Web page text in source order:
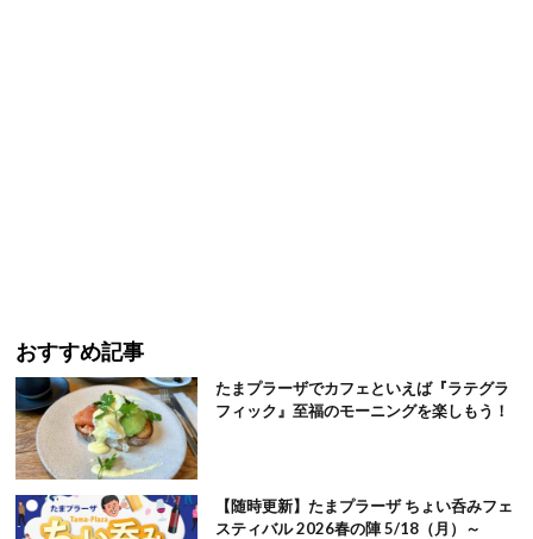
おすすめ記事
たまプラーザでカフェといえば『ラテグラ
フィック』至福のモーニングを楽しもう！
【随時更新】たまプラーザ ちょい呑みフェ
スティバル 2026春の陣 5/18（月）～